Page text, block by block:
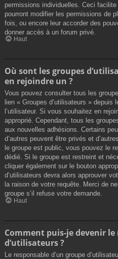
permissions individuelles. Ceci
pourront modifier les permissions de
fois, ou encore leur accorder des
donner accès à un forum privé.
Haut
Où sont les groupes
en rejoindre un ?
Vous pouvez consulter tous les
lien « Groupes d’utilisateurs » depuis
l’utilisateur. Si vous souhaitez en
approprié. Cependant, tous les
aux nouvelles adhésions. Certains
d’autres peuvent être privés et
le groupe est public, vous pouvez le
dédié. Si le groupe est restreint et
cliquer également sur le bouton
d’utilisateurs devra alors approuver
la raison de votre requête. Merci de
groupe s’il refuse votre demande.
Haut
Comment puis-je devenir le
d’utilisateurs ?
Le responsable d’un groupe